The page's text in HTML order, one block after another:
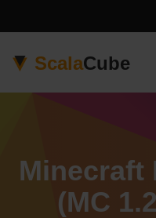
ScalaCube
Minecraft
(MC